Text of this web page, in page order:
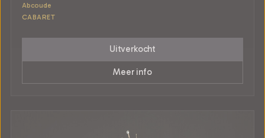
Abcoude
CABARET
Uitverkocht
Meer info